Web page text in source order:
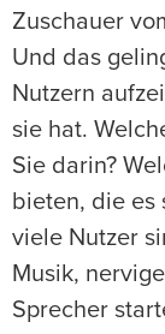
Zuschauer
Und das
Nutzern
sie hat.
Sie darin?
bieten, die es
viele Nutzer
Musik,
Sprecher